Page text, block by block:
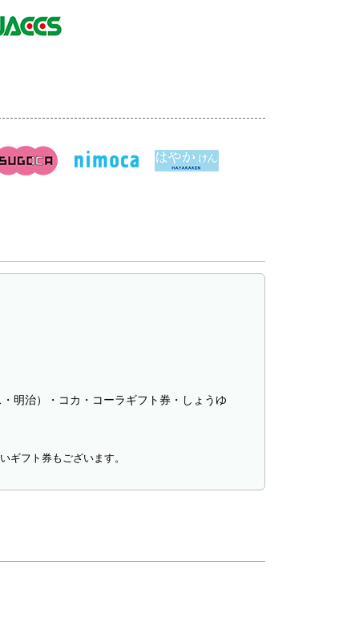
明治）・コカ・コーラギフト券・しょうゆ
ギフト券もございます。